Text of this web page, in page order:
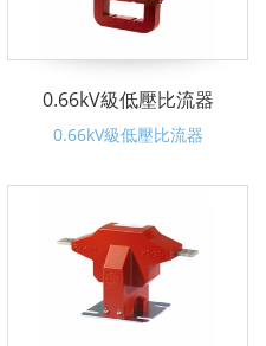
0.66kV級低壓比流器
0.66kV級低壓比流器